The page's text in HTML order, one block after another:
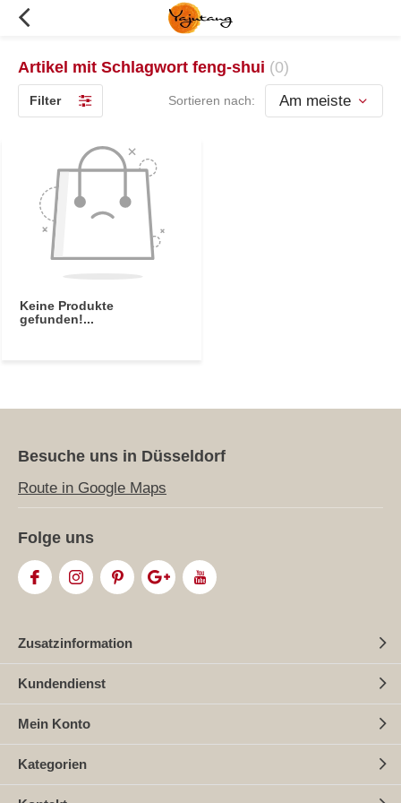
Artikel mit Schlagwort feng-shui (0)
Filter Sortieren nach:
Keine Produkte
gefunden!...
Besuche uns in Düsseldorf
Route in Google Maps
Folge uns
Zusatzinformation
Kundendienst
Mein Konto
Kategorien